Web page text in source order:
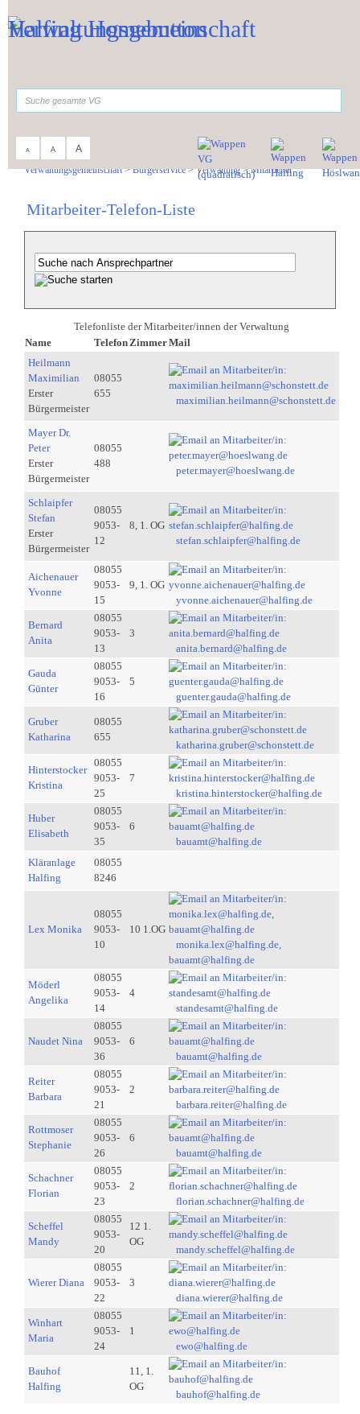
A A A
Verwaltungsgemeinschaft>Bürgerservice>Verwaltung>Mitarbeiter
Mitarbeiter-Telefon-Liste
Telefonliste der Mitarbeiter/innen der Verwaltung
Name
Telefon ZimmerMail
Heilmann
Maximilian
Erster
Bürgermeister
08055
655
maximilian.heilmann@schonstett.de
Mayer Dr.
Peter
Erster
Bürgermeister
08055
488
peter.mayer@hoeslwang.de
Schlaipfer
Stefan
Erster
Bürgermeister
08055
9053-
12
8, 1. OG
stefan.schlaipfer@halfing.de
Aichenauer
Yvonne
08055
9053-
15
9, 1. OG
yvonne.aichenauer@halfing.de
Bernard
Anita
08055
9053-
13
3
anita.bernard@halfing.de
Gauda
Günter
08055
9053-
16
5
guenter.gauda@halfing.de
Gruber
Katharina
08055
655
katharina.gruber@schonstett.de
Hinterstocker
Kristina
08055
9053-
25
7
kristina.hinterstocker@halfing.de
Huber
Elisabeth
08055
9053-
35
6
bauamt@halfing.de
Kläranlage
Halfing
08055
8246
Lex Monika
08055
9053-
10
10 1.OG
monika.lex@halfing.de,
bauamt@halfing.de
Möderl
Angelika
08055
9053-
14
4
standesamt@halfing.de
Naudet Nina
08055
9053-
36
6
bauamt@halfing.de
Reiter
Barbara
08055
9053-
21
2
barbara.reiter@halfing.de
Rottmoser
Stephanie
08055
9053-
26
6
bauamt@halfing.de
Schachner
Florian
08055
9053-
23
2
florian.schachner@halfing.de
Scheffel
Mandy
08055
9053-
20
12 1.
OG
mandy.scheffel@halfing.de
Wierer Diana
08055
9053-
22
3
diana.wierer@halfing.de
Winhart
Maria
08055
9053-
24
1
ewo@halfing.de
Bauhof
Halfing
11, 1.
OG
bauhof@halfing.de